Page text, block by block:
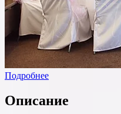
Подробнее
Описание